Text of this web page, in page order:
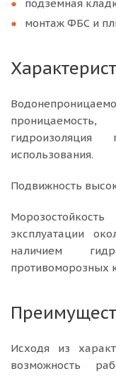
подземная
монтаж ФБС и
гидроизоляция
использования.
Подвижность
эксплуатации
наличием
противоморозных
Исходя из
возможность